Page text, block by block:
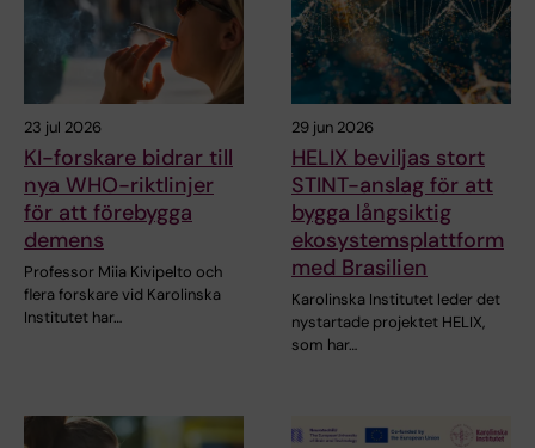
23 jul 2026
KI-forskare bidrar till
nya WHO-riktlinjer
för att förebygga
demens
Professor Miia Kivipelto och
flera forskare vid Karolinska
Institutet har…
29 jun 2026
HELIX beviljas stort
STINT-anslag för att
bygga långsiktig
ekosystemsplattform
med Brasilien
Karolinska Institutet leder det
nystartade projektet HELIX,
som har…